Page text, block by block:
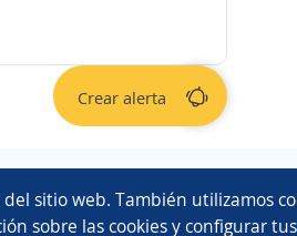
sitio web. También utilizamos
sobre las cookies y configurar
Crear alerta
privacidad